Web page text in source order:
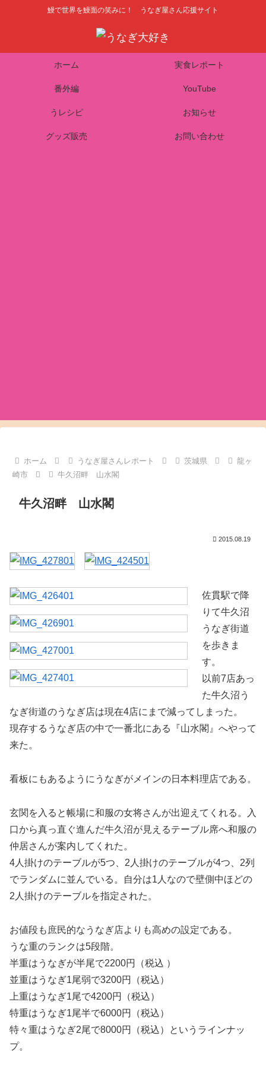
鰻で世界を鰻面の笑みに！ うなぎ屋さん応援サイト
ホーム 実食レポート
番外編 YouTube
うレシピ お知らせ
グッズ販売 お問い合わせ
ホーム うなぎ屋さんレポート 茨城県
龍ヶ
崎市
牛久沼畔 山水閣
牛久沼畔 山水閣
2015.08.19
佐貫駅で降
りて牛久沼
うなぎ街道
を歩きま
す。
以前7店あっ
た牛久沼う
なぎ街道のうなぎ店は現在4店にまで減ってしまった。
現存するうなぎ店の中で一番北にある『山水閣』へやって
来た。
看板にもあるようにうなぎがメインの日本料理店である。
玄関を入ると帳場に和服の女将さんが出迎えてくれる。入
口から真っ直ぐ進んだ牛久沼が見えるテーブル席へ和服の
仲居さんが案内してくれた。
4人掛けのテーブルが5つ、2人掛けのテーブルが4つ、2列
でランダムに並んでいる。自分は1人なので壁側中ほどの
2人掛けのテーブルを指定された。
お値段も庶民的なうなぎ店よりも高めの設定である。
うな重のランクは5段階。
半重はうなぎが半尾で2200円（税込 ）
並重はうなぎ1尾弱で3200円（税込）
上重はうなぎ1尾で4200円（税込）
特重はうなぎ1尾半で6000円（税込）
特々重はうなぎ2尾で8000円（税込）というラインナッ
プ。